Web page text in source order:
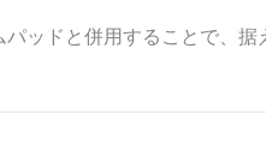
ッドと併用することで、